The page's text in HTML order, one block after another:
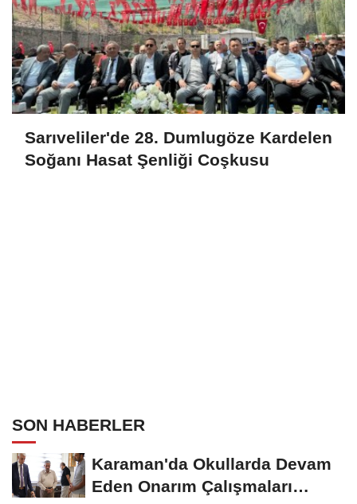
Sarıveliler'de 28. Dumlugöze Kardelen
Soğanı Hasat Şenliği Coşkusu
SON HABERLER
Karaman'da Okullarda Devam
Eden Onarım Çalışmaları